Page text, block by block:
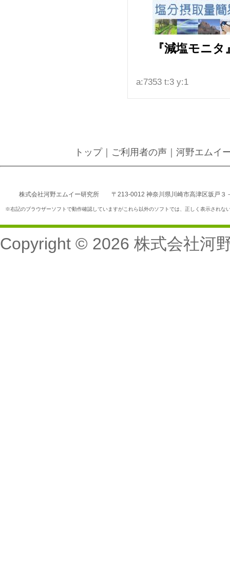
『減塩モニタ
a:7353 t:3 y:1
トップ｜ ご利用者の声 ｜ 河野エムイ
株式会社河野エムイー研究所 〒213-0012 神奈川県川崎市高津区坂
※右記のブラウザーソフトで動作確認していますがこれら以外のソフトでは、正しく表示され
Copyright © 2026 株式会社河